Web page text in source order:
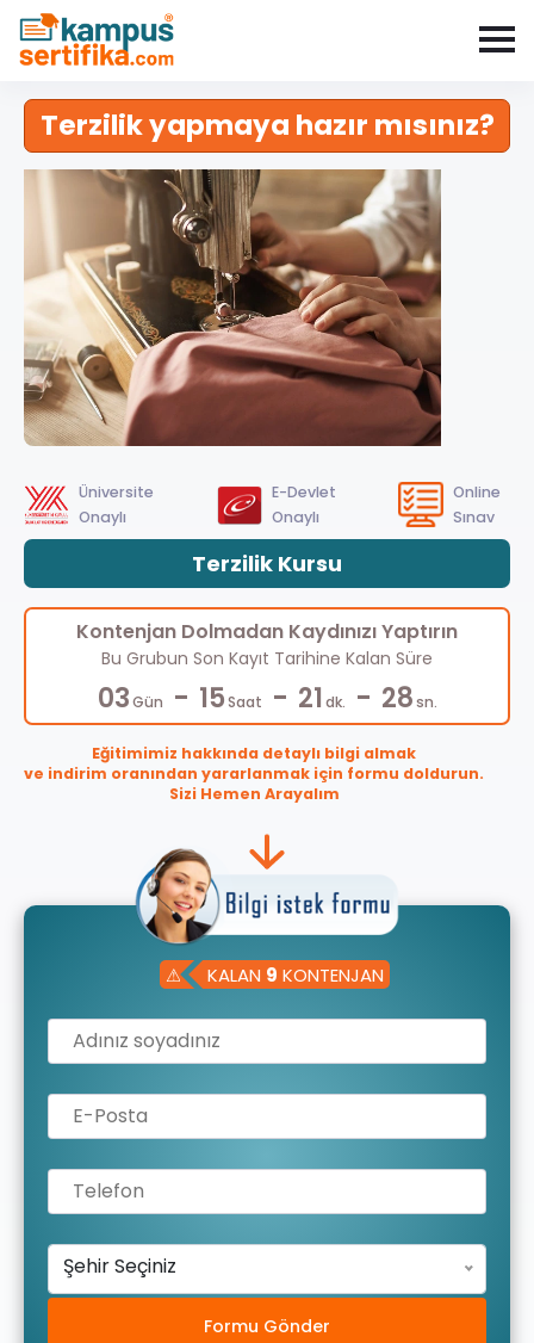
Terzilik yapmaya hazır mısınız?
Üniversite
Onaylı
E-Devlet
Onaylı
Online
Sınav
Terzilik Kursu
Kontenjan Dolmadan Kaydınızı Yaptırın
Bu Grubun Son Kayıt Tarihine Kalan Süre
03Gün - 15Saat - 21 dk. - 27sn.
Eğitimimiz hakkında detaylı bilgi almak
ve indirim oranından yararlanmak için formu doldurun.
Sizi Hemen Arayalım
⚠ KALAN 9 KONTENJAN
Şehir Seçiniz
Formu Gönder